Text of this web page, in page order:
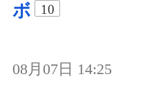
ボ
10
08月07日 14:25